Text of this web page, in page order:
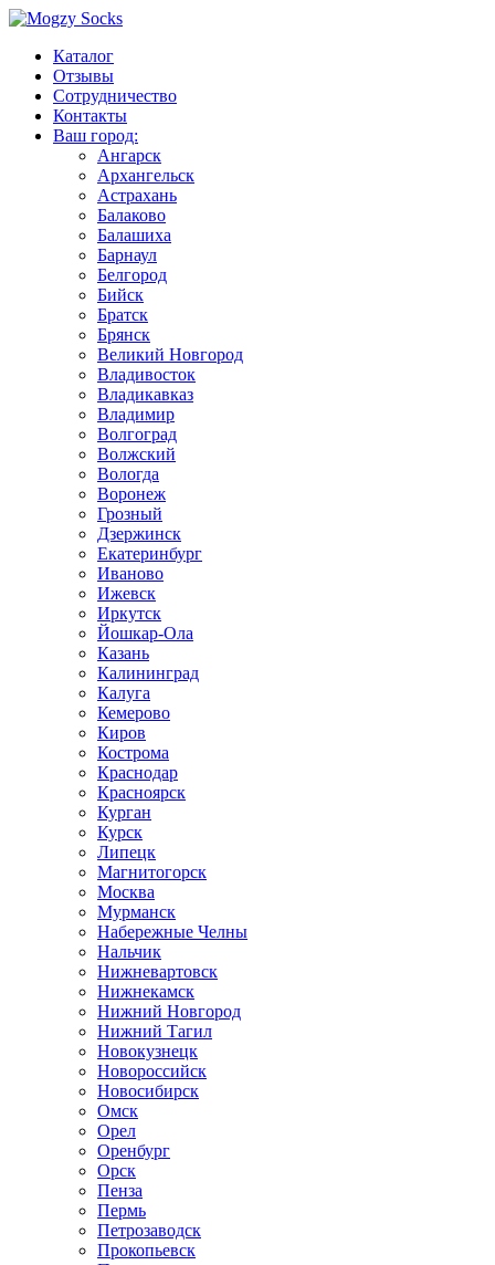
Каталог
Отзывы
Сотрудничество
Контакты
Ваш город:
Ангарск
Архангельск
Астрахань
Балаково
Балашиха
Барнаул
Белгород
Бийск
Братск
Брянск
Великий Новгород
Владивосток
Владикавказ
Владимир
Волгоград
Волжский
Вологда
Воронеж
Грозный
Дзержинск
Екатеринбург
Иваново
Ижевск
Иркутск
Йошкар-Ола
Казань
Калининград
Калуга
Кемерово
Киров
Кострома
Краснодар
Красноярск
Курган
Курск
Липецк
Магнитогорск
Москва
Мурманск
Набережные Челны
Нальчик
Нижневартовск
Нижнекамск
Нижний Новгород
Нижний Тагил
Новокузнецк
Новороссийск
Новосибирск
Омск
Орел
Оренбург
Орск
Пенза
Пермь
Петрозаводск
Прокопьевск